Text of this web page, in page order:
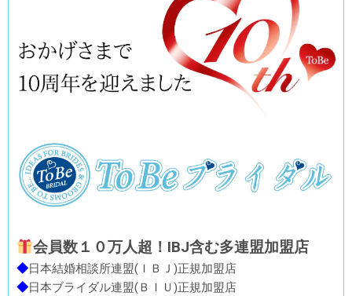
会員数１０万人超！IBJ含む多連盟加盟店
◆日本結婚相談所連盟(ＩＢＪ)正規加盟店
◆日本ブライダル連盟(ＢＩＵ)正規加盟店